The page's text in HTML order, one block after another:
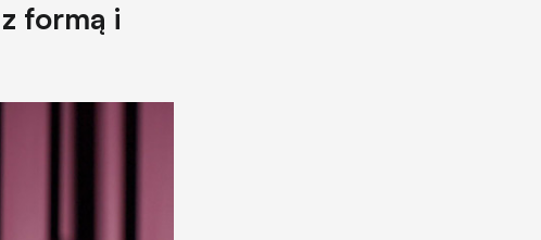
formą i